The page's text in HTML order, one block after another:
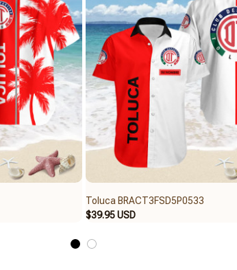
Toluca BRACT3FSD5P0533
$39.95 USD